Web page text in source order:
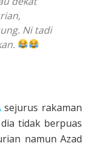
Ni tadi
sejurus rakaman
tidak berpuas
namun Azad